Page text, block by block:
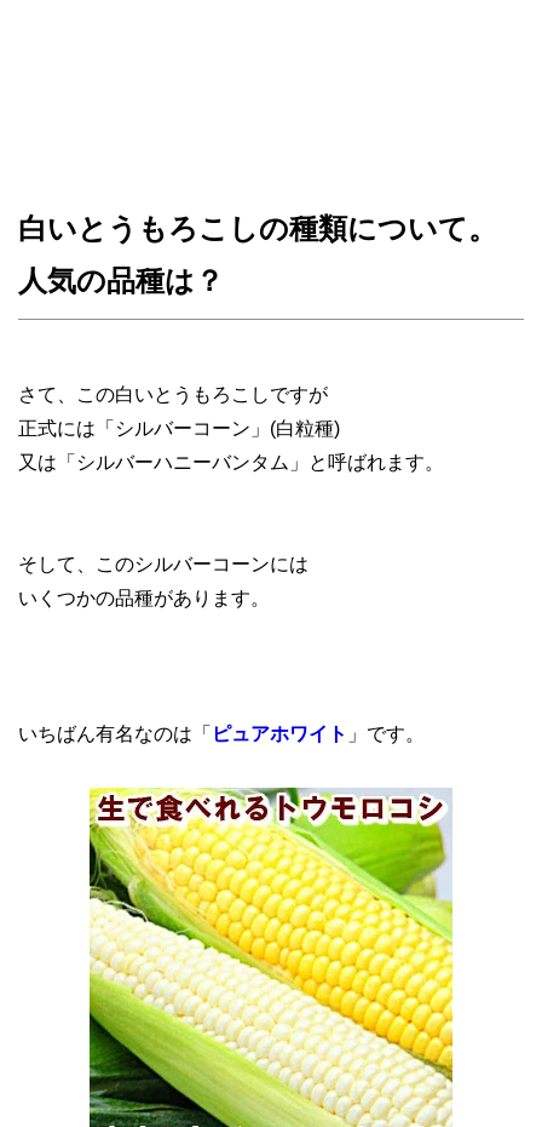
白いとうもろこしの種類について。
人気の品種は？
さて、この白いとうもろこしですが
正式には「シルバーコーン」(白粒種)
又は「シルバーハニーバンタム」と呼ばれます。
そして、このシルバーコーンには
いくつかの品種があります。
いちばん有名なのは「 ピュアホワイト 」です。